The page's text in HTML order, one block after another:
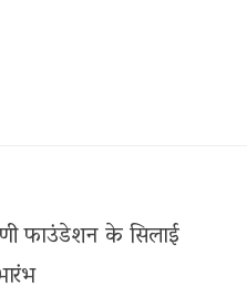
फाउंडेशन के सिलाई